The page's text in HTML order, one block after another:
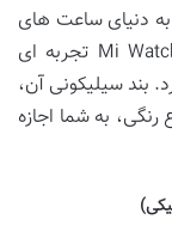
به دنیای ساعت های
هوشمند با بودجه ای محدود هستند، Mi Watch Lite تجربه ای
بند سیلیکونی آن،
رنگی، به شما اجازه